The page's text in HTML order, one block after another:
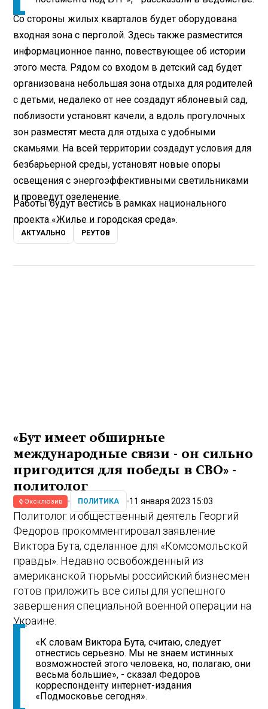
Со стороны жилых кварталов будет оборудована
входная зона с перголой. Здесь также разместится
информационное панно, повествующее об истории
этого места. Рядом со входом в детский сад будет
организована небольшая зона отдыха для родителей
с детьми, недалеко от нее создадут яблоневый сад,
поблизости установят качели, а вдоль прогулочных
зон разместят места для отдыха с удобными
скамьями. На всей территории создадут условия для
безбарьерной среды, установят новые опоры
освещения с энергоэффективными светильниками
и проведут озеленение.
Работы будут вестись в рамках национального
проекта «Жилье и городская среда».
АКТУАЛЬНО РЕУТОВ
«Бут имеет обширные
международные связи - он сильно
пригодится для победы в СВО» -
политолог
Эксклюзив ПОЛИТИКА 11 января 2023 15:03
Политолог и общественный деятель Георгий
Федоров прокомментировал заявление
Виктора Бута, сделанное для «Комсомольской
правды». Недавно освобожденный из
американской тюрьмы российский бизнесмен
готов приложить все силы для успешного
завершения специальной военной операции на
Украине.
«К словам Виктора Бута, считаю, следует
отнестись серьезно. Мы не знаем истинных
возможностей этого человека, но, полагаю, они
весьма большие», - сказал Федоров
корреспонденту интернет-издания
«Подмосковье сегодня».